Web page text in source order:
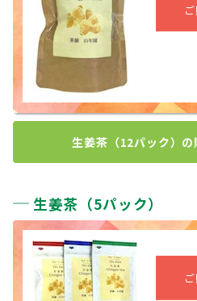
生姜茶（12パック）
生姜茶（5パック）